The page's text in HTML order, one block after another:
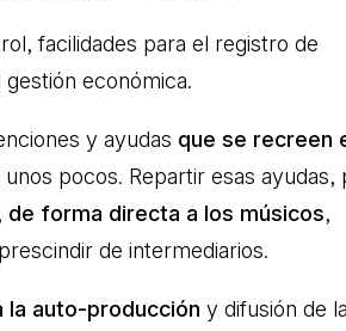
facilidades para el registro de
económica.
y ayudas que se recreen
pocos. Repartir esas ayudas,
de forma directa a los músicos,
de intermediarios.
la auto-producción y difusión de